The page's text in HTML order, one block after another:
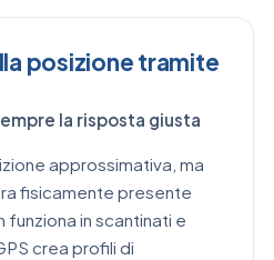
posizione tramite
la risposta giusta
approssimativa, ma
fisicamente presente
funziona in scantinati e
crea profili di